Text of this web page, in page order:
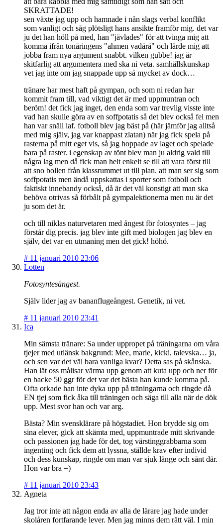
SKRATTADE!
sen växte jag upp och hamnade i nån slags verbal konflikt
som vanligt och såg plötsligt hans ansikte framför mig. det var
ju det han höll på med, han "jävlades" för att tvinga mig att
komma ifrån tonåringens "ahmen vadårå" och lärde mig att
jobba fram nya argument snabbt. vilken gubbe! jag är
skitfarlig att argumentera med ska ni veta. samhällskunskap
vet jag inte om jag snappade upp så mycket av dock…
tränare har mest haft på gympan, och som ni redan har
kommit fram till, vad viktigt det är med uppmuntran och
beröm! det fick jag inget, den enda som var trevlig visste inte
vad han skulle göra av en soffpotatis så det blev också fel men
han var snäll iaf. fotboll blev jag bäst på (här jämför jag alltså
med mig själv, jag var knappast zlatan) när jag fick spela på
rasterna på mitt eget vis, så jag hoppade av laget och spelade
bara på raster. i egenskap av tönt blev man ju aldrig vald till
några lag men då fick man helt enkelt se till att vara först till
att sno bollen från klassrummet ut till plan. att man ser sig som
soffpotatis men ändå uppskattas i sporter som fotboll och
faktiskt innebandy också, då är det väl konstigt att man ska
behöva otrivas så förbålt på gympalektionerna men nu är det
ju som det är.
och till niklas naturvetaren med ångest för fotosyntes – jag
förstår dig precis. jag blev inte gift med biologen jag blev en
själv, det var en utmaning men det gick! höhö.
# 11 januari 2010 23:06
Lotten
Fotosyntesångest.
Själv lider jag av bananflugeångest. Genetik, ni vet.
# 11 januari 2010 23:41
Ica
Min sämsta tränare: Sa under uppropet på träningarna om våra
tjejer med utlänsk bakgrund: Mee, marie, kicki, talevska… ja,
och sen var det väl bara vanliga kvar? Detta sas på skånska.
Han lät oss målisar värma upp genom att kuta upp och ner för
en backe 50 ggr för det var det bästa han kunde komma på.
Ofta orkade han inte dyka upp på träningarna och ringde då
EN tjej som fick åka till träningen och säga till alla när de dök
upp. Mest svor han och var arg.
Bästa? Min svensklärare på högstadiet. Hon brydde sig om
sina elever, gick att skämta med, uppmuntrade mitt skrivande
och passionen jag hade för det, tog värstinggrabbarna som
ingenting och fick dem att lyssna, ställde krav efter individ
och dess kunskap, ringde om man var sjuk länge och sånt där.
Hon var bra =)
# 11 januari 2010 23:43
Agneta
Jag tror inte att någon enda av alla de lärare jag hade under
skolåren fortfarande lever. Men jag minns dem rätt väl. I min